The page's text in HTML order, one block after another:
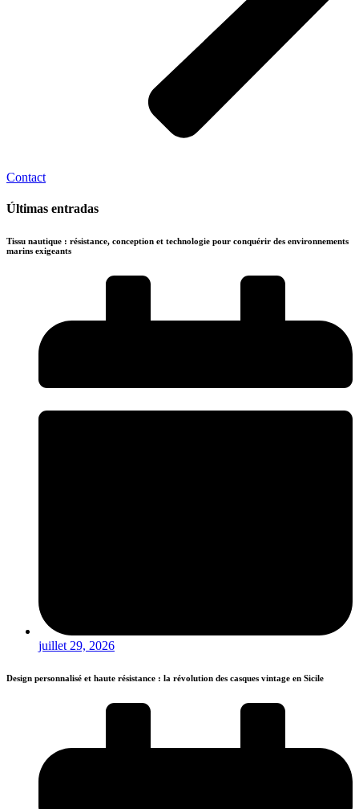
Contact
Últimas entradas
Tissu nautique : résistance, conception et technologie pour conquérir des environnements
marins exigeants
juillet 29, 2026
Design personnalisé et haute résistance : la révolution des casques vintage en Sicile